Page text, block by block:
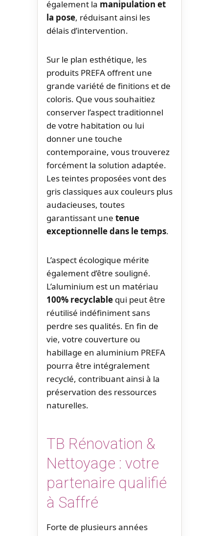
également la manipulation et
la pose, réduisant ainsi les
délais d’intervention.
Sur le plan esthétique, les
produits PREFA offrent une
grande variété de finitions et de
coloris. Que vous souhaitiez
conserver l’aspect traditionnel
de votre habitation ou lui
donner une touche
contemporaine, vous trouverez
forcément la solution adaptée.
Les teintes proposées vont des
gris classiques aux couleurs plus
audacieuses, toutes
garantissant une tenue
exceptionnelle dans le temps.
L’aspect écologique mérite
également d’être souligné.
L’aluminium est un matériau
100% recyclable qui peut être
réutilisé indéfiniment sans
perdre ses qualités. En fin de
vie, votre couverture ou
habillage en aluminium PREFA
pourra être intégralement
recyclé, contribuant ainsi à la
préservation des ressources
naturelles.
TB Rénovation &
Nettoyage : votre
partenaire qualifié
à Saffré
Forte de plusieurs années